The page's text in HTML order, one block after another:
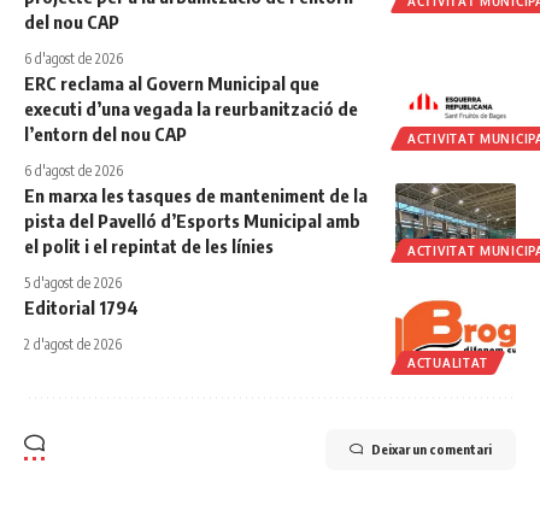
del nou CAP
6 d'agost de 2026
ACTIVITAT
ERC reclama al Govern Municipal que
executi d’una vegada la reurbanització de
l’entorn del nou CAP
6 d'agost de 2026
ACTIVITAT
En marxa les tasques de manteniment de la
pista del Pavelló d’Esports Municipal amb
el polit i el repintat de les línies
5 d'agost de 2026
ACTUALITAT
Editorial 1794
2 d'agost de 2026
Deixar un comentari